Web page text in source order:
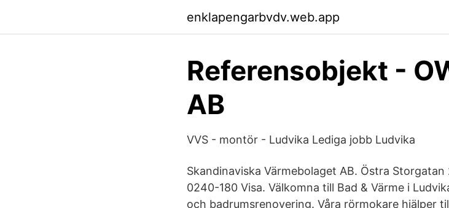
enklapengarbvdv.web.app
Referensobjekt -
AB
VVS - montör - Ludvika Lediga jobb Ludvika
Skandinaviska Värmebolaget AB. Östra
0240-180 Visa. Välkomna till Bad & Värme i
och badrumsrenovering. Våra rörmokare hjälper